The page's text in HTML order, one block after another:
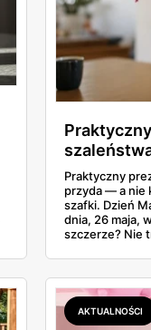
Praktyczny
przyda — a nie
szafki. Dzień
dnia, 26 maja,
szczerze? Nie
ważną od 21
wrzuciłabym
i drobiazgi,
zaczynają się
niż niejeden
AKTUALNOŚCI